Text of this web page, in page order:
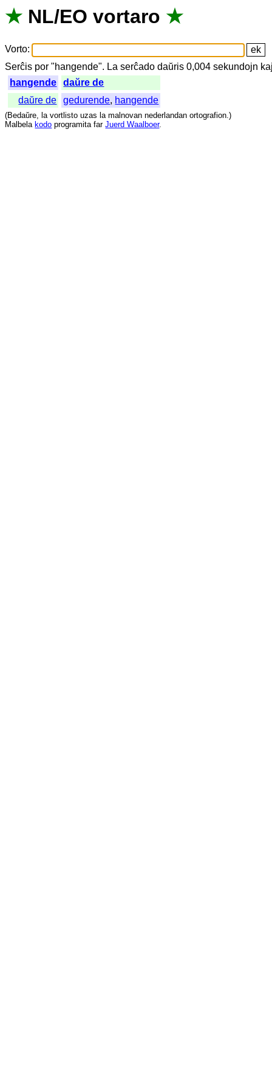
★ NL/EO vortaro ★
Vorto:
Serĉis por "hangende". La serĉado daŭris 0,004sekundojn
hangende
daŭre de
daŭre de
gedurende, hangende
(Bedaŭre, la vortlisto uzas la malnovan nederlandan ortografion.)
Malbela kodo programita far Juerd Waalboer.